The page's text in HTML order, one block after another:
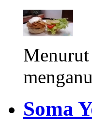
Menurut
Soma